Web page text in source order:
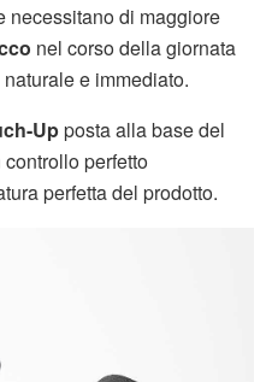
necessitano di maggiore
nel corso della giornata
naturale e immediato.
Upposta alla base del
perfetto
perfetta del prodotto.